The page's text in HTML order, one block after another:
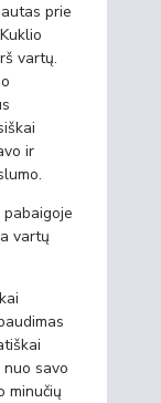
prie
vartų.
ir
pabaigoje
vartų
savo
minučių